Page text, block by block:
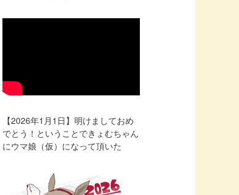
【2026年1月1日】明けましておめ
でとう！ということできょむちゃん
にウマ娘（仮）になって頂いた